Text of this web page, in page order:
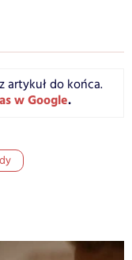
artykuł do końca.
w Google.